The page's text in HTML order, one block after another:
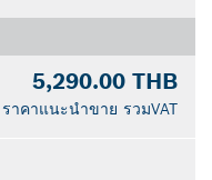
5,290.00 THB
ราคาแนะนำขาย รวมVAT